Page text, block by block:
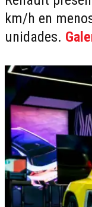
km/h en
unidades.